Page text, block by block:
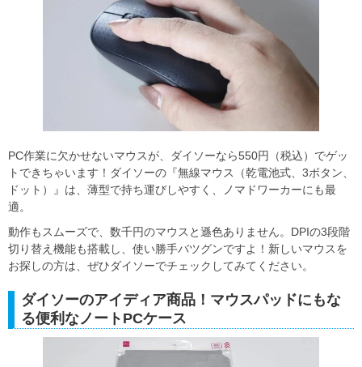
PC作業に欠かせないマウスが、ダイソーなら550円（税込）でゲッ
トできちゃいます！ダイソーの『無線マウス（乾電池式、3ボタン、
ドット）』は、薄型で持ち運びしやすく、ノマドワーカーにも最
適。
動作もスムーズで、数千円のマウスと遜色ありません。DPIの3段階
切り替え機能も搭載し、使い勝手バツグンですよ！新しいマウスを
お探しの方は、ぜひダイソーでチェックしてみてください。
ダイソーのアイディア商品！マウスパッドにもな
る便利なノートPCケース